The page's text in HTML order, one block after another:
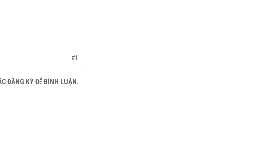
#1
ĐĂNG KÝ ĐỂ BÌNH LUẬN.